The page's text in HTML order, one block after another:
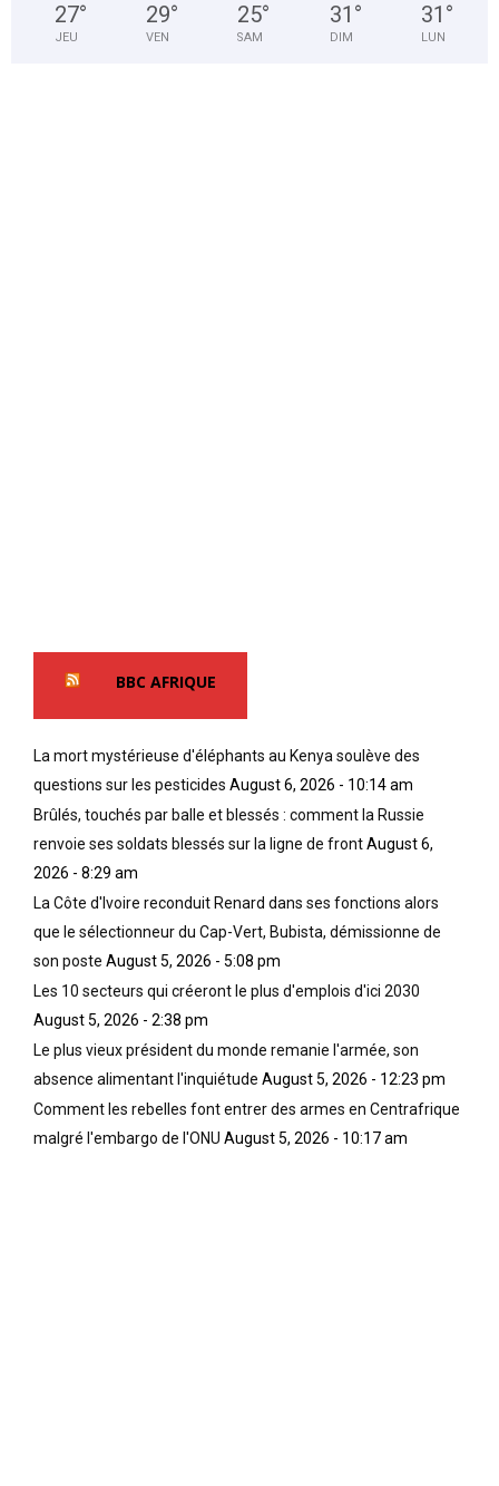
27°
JEU
29°
VEN
25°
SAM
31 °
DIM
31 °
LUN
BBC AFRIQUE
La mort mystérieuse d'éléphants au Kenya soulève des
questions sur les pesticides August 6, 2026 - 10:14 am
Brûlés, touchés par balle et blessés : comment la Russie
renvoie ses soldats blessés sur la ligne de frontAugust 6,
2026 - 8:29 am
La Côte d'Ivoire reconduit Renard dans ses fonctions alors
que le sélectionneur du Cap-Vert, Bubista, démissionne de
son poste August 5, 2026 - 5:08 pm
Les 10 secteurs qui créeront le plus d'emplois d'ici 2030
August 5, 2026 - 2:38 pm
Le plus vieux président du monde remanie l'armée, son
absence alimentant l'inquiétude August 5, 2026 - 12:23 pm
Comment les rebelles font entrer des armes en Centrafrique
malgré l'embargo de l'ONU August 5, 2026 - 10:17 am